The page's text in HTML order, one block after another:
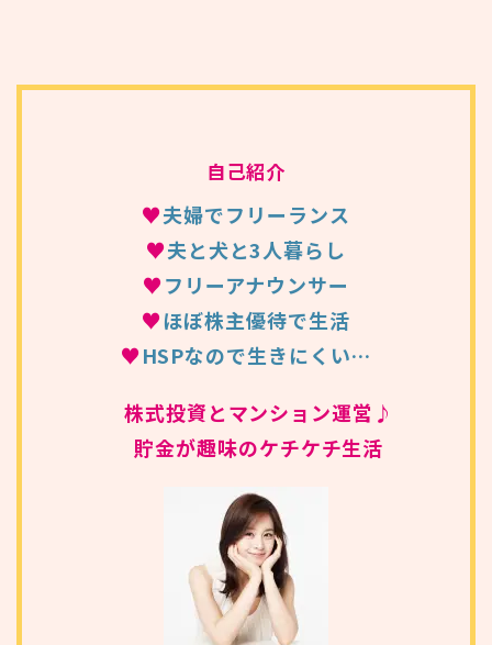
自己紹介
♥夫婦でフリーランス
♥夫と犬と3人暮らし
♥フリーアナウンサー
♥ほぼ株主優待で生活
♥HSPなので生きにくい…
株式投資とマンション運営♪
貯金が趣味のケチケチ生活